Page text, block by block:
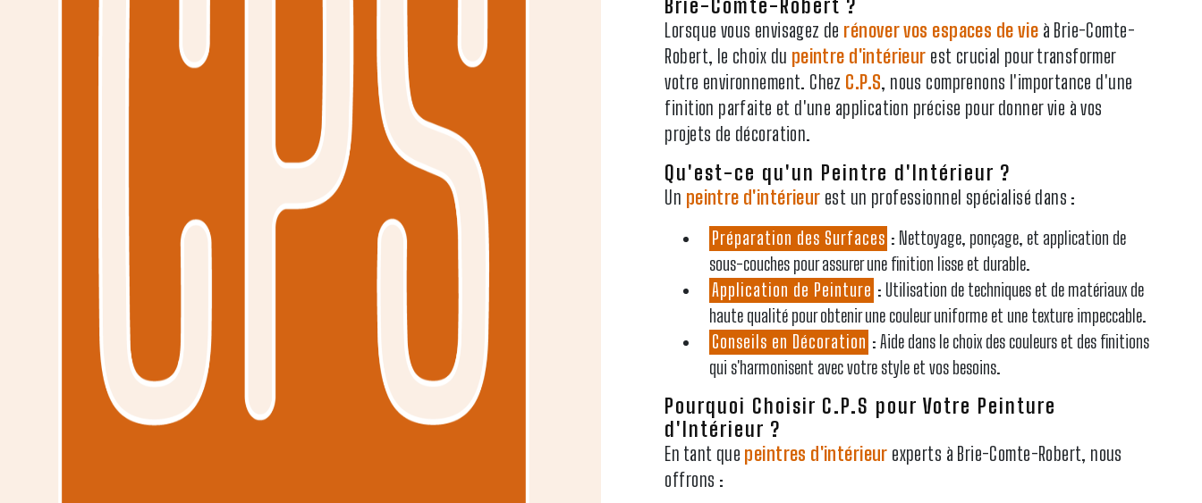
Brie-Comte-Robert ?
Lorsque vous envisagez de rénover vos espaces de vie à Brie-Comte-
Robert, le choix du peintre d'intérieur est crucial pour transformer
votre environnement. Chez C.P.S, nous comprenons l'importance d'une
finition parfaite et d'une application précise pour donner vie à vos
projets de décoration.
Qu'est-ce qu'un Peintre d'Intérieur ?
Un peintre d'intérieur est un professionnel spécialisé dans :
Préparation des Surfaces : Nettoyage, ponçage, et application de
sous-couches pour assurer une finition lisse et durable.
Application de Peinture : Utilisation de techniques et de matériaux de
haute qualité pour obtenir une couleur uniforme et une texture impeccable.
Conseils en Décoration : Aide dans le choix des couleurs et des finitions
qui s'harmonisent avec votre style et vos besoins.
Pourquoi Choisir C.P.S pour Votre Peinture
d'Intérieur ?
En tant que peintres d'intérieur experts à Brie-Comte-Robert, nous
offrons :